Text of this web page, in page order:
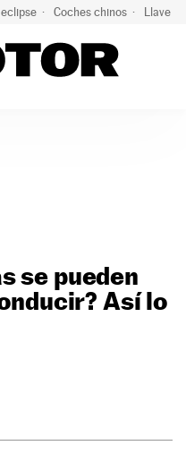
eclipse Coches chinos Llaves
se pueden
Así lo